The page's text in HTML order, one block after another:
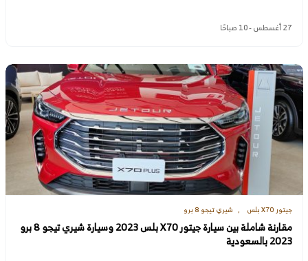
27 أغسطس - 10 صباحًا
جيتور X70 بلس شيري تيجو 8 برو
مقارنة شاملة بين سيارة جيتور X70 بلس 2023 وسيارة شيري تيجو 8 برو
2023 بالسعودية